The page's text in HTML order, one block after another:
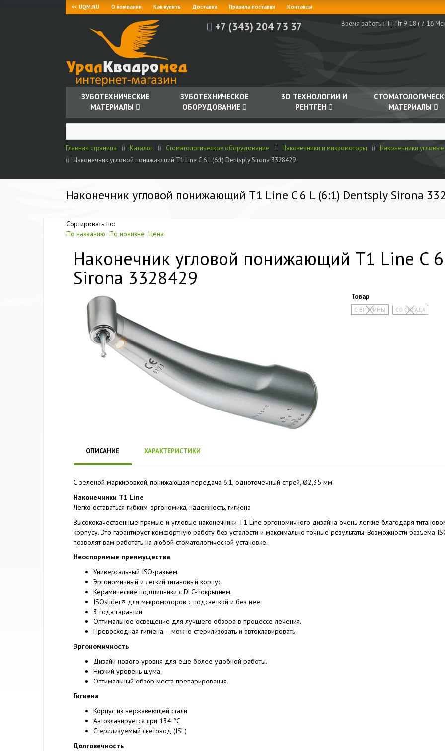
<< UQM.RU О компании Как купить Доставка Правила поставки Контакты
+7 (343) 204 73 37 Время работы:Пн-Пт 9-18 ( 7-16
ЗУБОТЕХНИЧЕСКИЕ
МАТЕРИАЛЫ
ЗУБОТЕХНИЧЕСКОЕ
ОБОРУДОВАНИЕ
3D ТЕХНОЛОГИИ И
РЕНТГЕН
МАТЕРИАЛЫ
Главная страница Каталог Стоматологическое оборудование Наконечники и микромоторы
Наконечники угловые
Наконечник угловой понижающий T1 Line C 6 L (6:1) Dentsply Sirona 3328429
Наконечник угловой понижающий T1 Line C 6 L (6:1) Dentsply Sirona
Сортировать по:
По названию По новизне Цена
Наконечник угловой понижающий T1 Line C
Sirona 3328429
Товар
С ВИТРИНЫ СО СКЛАДА
ОПИСАНИЕ ХАРАКТЕРИСТИКИ
С зеленой маркировкой, понижающая передача 6:1, одноточечный спрей, Ø2,35 мм.
Наконечники T1 Line
Легко оставаться гибким: эргономика, надежность, гигиена
Высококачественные прямые и угловые наконечники T1 Line эргономичного дизайна очень легкие благодаря
корпусу. Это гарантирует комфортную работу без усталости и максимально точные результаты. Возможности разъема
позволят вам работать на любой стоматологической установке.
Неоспоримые преимущества
Универсальный ISO-разъем.
Эргономичный и легкий титановый корпус.
Керамические подшипники с DLC-покрытием.
ISOslider® для микромоторов с подсветкой и без нее.
3 года гарантии.
Оптимальное освещение для лучшего обзора в процессе лечения.
Превосходная гигиена – можно стерилизовать и автоклавировать.
Эргономичность
Дизайн нового уровня для еще более удобной работы.
Низкий уровень шума.
Оптимальный обзор места препарирования.
Гигиена
Корпус из нержавеющей стали
Автоклавируется при 134 °C
Стерилизуемый световод (ISL)
Долговечность